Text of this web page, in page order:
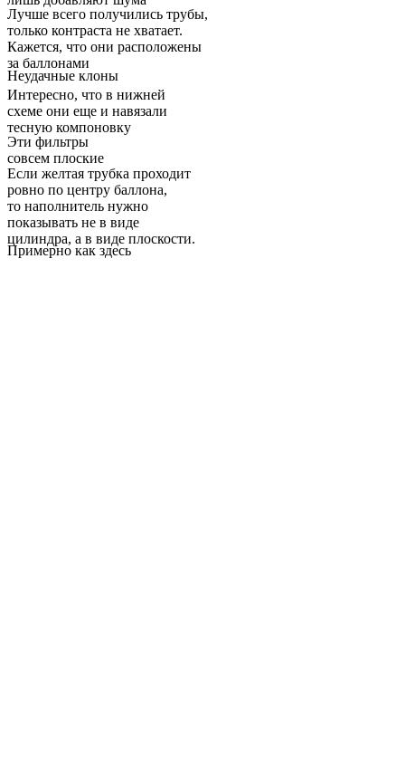
Лучше всего получились трубы,
только контраста не хватает.
Кажется, что они расположены
за баллонами
Неудачные клоны
Интересно, что в нижней
схеме они еще и навязали
тесную компоновку
Эти фильтры
совсем плоские
Если желтая трубка проходит
ровно по центру баллона,
то наполнитель нужно
показывать не в виде
цилиндра, а в виде плоскости.
Примерно как здесь